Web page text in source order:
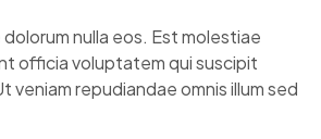
nulla eos. Est molestiae
officia voluptatem qui suscipit
veniam repudiandae omnis illum sed